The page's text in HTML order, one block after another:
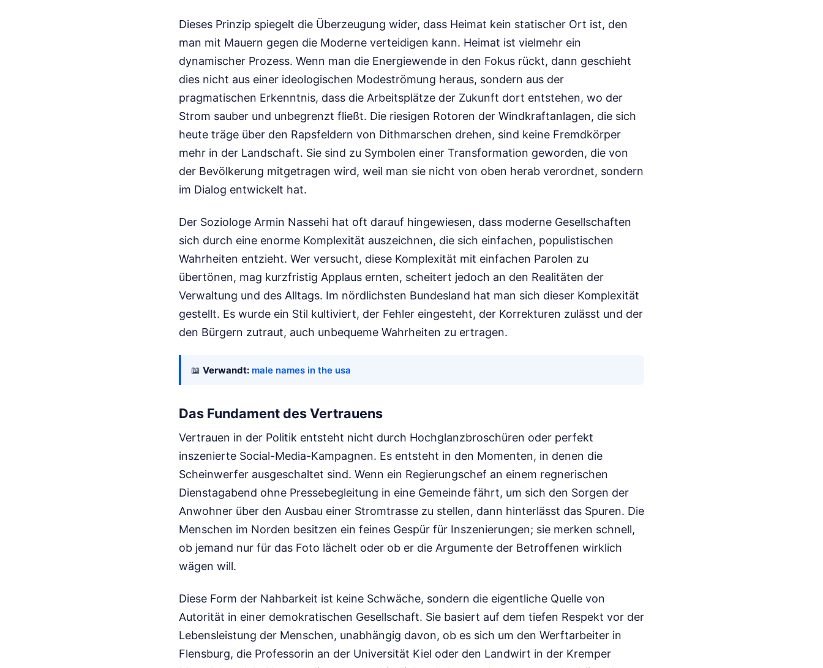
Dieses Prinzip spiegelt die Überzeugung wider, dass Heimat kein statischer Ort ist, den
man mit Mauern gegen die Moderne verteidigen kann. Heimat ist vielmehr ein
dynamischer Prozess. Wenn man die Energiewende in den Fokus rückt, dann geschieht
dies nicht aus einer ideologischen Modeströmung heraus, sondern aus der
pragmatischen Erkenntnis, dass die Arbeitsplätze der Zukunft dort entstehen, wo der
Strom sauber und unbegrenzt fließt. Die riesigen Rotoren der Windkraftanlagen, die sich
heute träge über den Rapsfeldern von Dithmarschen drehen, sind keine Fremdkörper
mehr in der Landschaft. Sie sind zu Symbolen einer Transformation geworden, die von
der Bevölkerung mitgetragen wird, weil man sie nicht von oben herab verordnet, sondern
im Dialog entwickelt hat.
Der Soziologe Armin Nassehi hat oft darauf hingewiesen, dass moderne Gesellschaften
sich durch eine enorme Komplexität auszeichnen, die sich einfachen, populistischen
Wahrheiten entzieht. Wer versucht, diese Komplexität mit einfachen Parolen zu
übertönen, mag kurzfristig Applaus ernten, scheitert jedoch an den Realitäten der
Verwaltung und des Alltags. Im nördlichsten Bundesland hat man sich dieser Komplexität
gestellt. Es wurde ein Stil kultiviert, der Fehler eingesteht, der Korrekturen zulässt und der
den Bürgern zutraut, auch unbequeme Wahrheiten zu ertragen.
📖 Verwandt: male names in the usa
Das Fundament des Vertrauens
Vertrauen in der Politik entsteht nicht durch Hochglanzbroschüren oder perfekt
inszenierte Social-Media-Kampagnen. Es entsteht in den Momenten, in denen die
Scheinwerfer ausgeschaltet sind. Wenn ein Regierungschef an einem regnerischen
Dienstagabend ohne Pressebegleitung in eine Gemeinde fährt, um sich den Sorgen der
Anwohner über den Ausbau einer Stromtrasse zu stellen, dann hinterlässt das Spuren. Die
Menschen im Norden besitzen ein feines Gespür für Inszenierungen; sie merken schnell,
ob jemand nur für das Foto lächelt oder ob er die Argumente der Betroffenen wirklich
wägen will.
Diese Form der Nahbarkeit ist keine Schwäche, sondern die eigentliche Quelle von
Autorität in einer demokratischen Gesellschaft. Sie basiert auf dem tiefen Respekt vor der
Lebensleistung der Menschen, unabhängig davon, ob es sich um den Werftarbeiter in
Flensburg, die Professorin an der Universität Kiel oder den Landwirt in der Kremper